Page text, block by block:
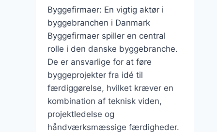
Byggefirmaer: En vigtig aktør i
byggebranchen i Danmark
Byggefirmaer spiller en central
rolle i den danske byggebranche.
De er ansvarlige for at føre
byggeprojekter fra idé til
færdiggørelse, hvilket kræver en
kombination af teknisk viden,
projektledelse og
håndværksmæssige færdigheder.